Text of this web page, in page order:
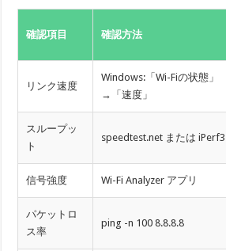
確認項目 確認方法
リンク速度
Windows:「Wi-Fiの状態」
→「速度」
スループッ
ト
speedtest.net または iPerf3
信号強度 Wi-Fi Analyzer アプリ
パケットロ
ス率
ping -n 100 8.8.8.8